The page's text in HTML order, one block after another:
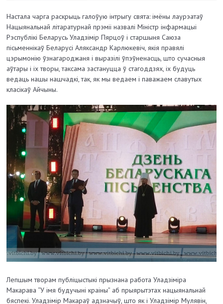
Настала чарга раскрыць галоўую інтрыгу свята: імёны лаурэатаў
Нацыянальнай літаратурнай прэміі назвалі Міністр інфармацыі
Рэспублікі Беларусь Уладзімір Пярцоў і старшыня Саюза
пісьменнікаў Беларусі Аляксандр Карлюкевіч, якія правялі
цэрымонію ўзнагароджаня і выразілі ўпэўненасць, што сучасныя
аўтары і іх творы, таксама застануцца ў стагоддзях, іх будуць
ведаць нашы нашчадкі, так, як мы ведаем і паважаем славутых
класікаў Айчыны.
Лепшым творам публіцыстыкі прызнана работа Уладзіміра
Макарава “У імя будучыні краіны” аб прыярытэтах нацыянальнай
бяспекі. Уладзімір Макараў адзначыў, што як і Уладзімір Мулявін,